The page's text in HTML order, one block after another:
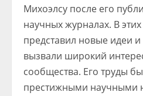
Михоэлсу после его
научных журналах. В
представил новые идеи
вызвали широкий
сообщества. Его труды
престижными научными